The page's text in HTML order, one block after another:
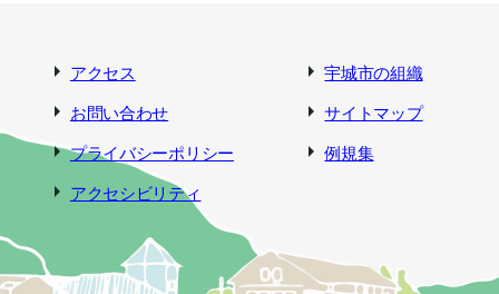
アクセス
宇城市の組織
お問い合わせ
サイトマップ
プライバシーポリシー
例規集
アクセシビリティ